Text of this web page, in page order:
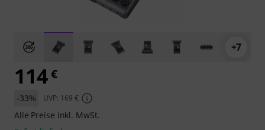
+7
114€
-33% UVP: 169 €
Alle Preise inkl. MwSt.